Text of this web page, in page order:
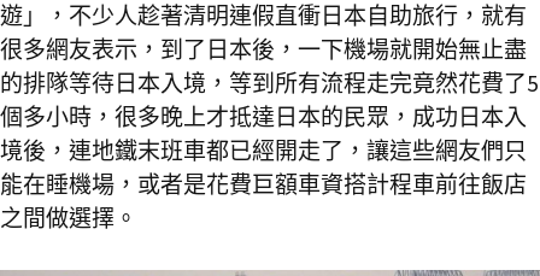
遊」，不少人趁著清明連假直衝日本自助旅行，就有
很多網友表示，到了日本後，一下機場就開始無止盡
的排隊等待日本入境，等到所有流程走完竟然花費了5
個多小時，很多晚上才抵達日本的民眾，成功日本入
境後，連地鐵末班車都已經開走了，讓這些網友們只
能在睡機場，或者是花費巨額車資搭計程車前往飯店
之間做選擇。